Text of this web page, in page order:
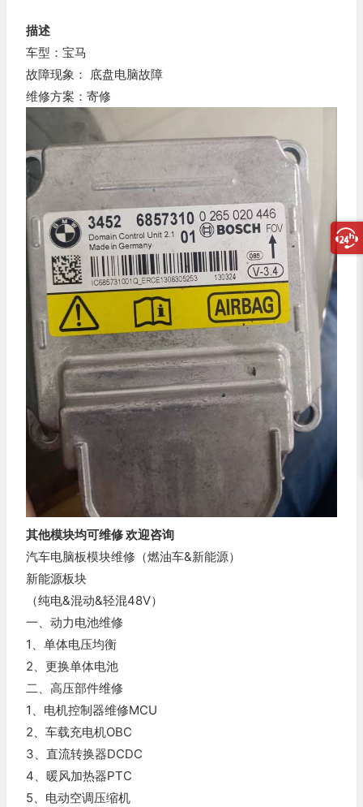
描述
车型：宝马
故障现象： 底盘电脑故障
维修方案：寄修
其他模块均可维修 欢迎咨询
汽车电脑板模块维修（燃油车&新能源）
新能源板块
（纯电&混动&轻混48V）
一、动力电池维修
1、单体电压均衡
2、更换单体电池
二、高压部件维修
1、电机控制器维修MCU
2、车载充电机OBC
3、直流转换器DCDC
4、暖风加热器PTC
5、电动空调压缩机